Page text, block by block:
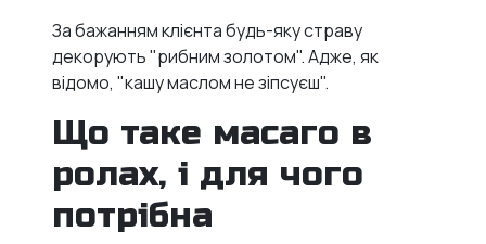
За бажанням клієнта будь-яку страву
декорують "рибним золотом". Адже, як
відомо, "кашу маслом не зіпсуєш".
Що таке масаго в
ролах, і для чого
потрібна